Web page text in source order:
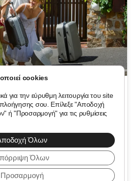
internet: τι
πριν
υπάρχει κάτι που ξεχνάει
με το internet όσο λείπεις;
cookies
για την εύρυθμη λειτουργία του site
πλοήγησης σου. Επίλεξε "Αποδοχή
"Προσαρμογή" για τις ρυθμίσεις
Όλων
Όλων
Προσαρμογή